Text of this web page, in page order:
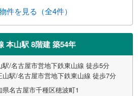
件を見る（全4件）
本山駅 8階建 築54年
駅/名古屋市営地下鉄東山線 徒歩5分
山駅/名古屋市営地下鉄東山線 徒歩7分
県名古屋市千種区穂波町1